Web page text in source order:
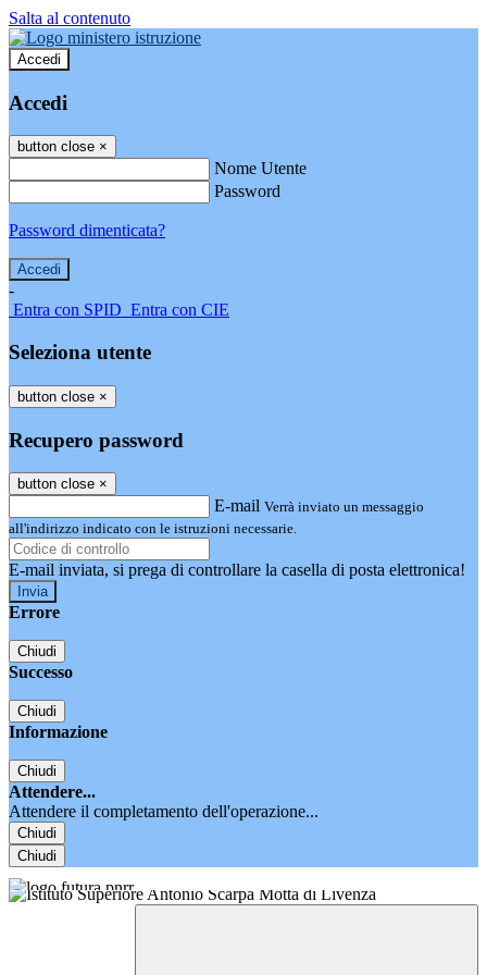
Salta al contenuto
Accedi
Accedi
button close ×
Nome Utente
Password
Password dimenticata?
-
Entra con SPID Entra con CIE
Seleziona utente
button close ×
Recupero password
button close ×
E-mail Verrà inviato un messaggio
all'indirizzo indicato con le istruzioni necessarie.
E-mail inviata, si prega di controllare la casella di posta elettronica!
Errore
Chiudi
Successo
Chiudi
Informazione
Chiudi
Attendere...
Attendere il completamento dell'operazione...
Chiudi
Chiudi